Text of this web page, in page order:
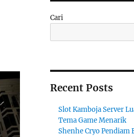
Cari
Recent Posts
Slot Kamboja Server
Tema Game Menarik
Shenhe Cryo Pendiam